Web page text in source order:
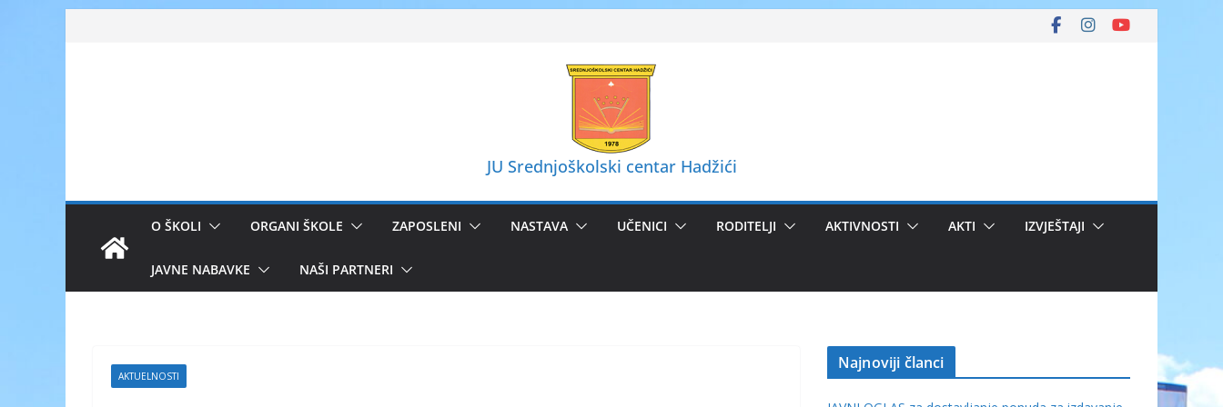
JU Srednjoškolski centar Hadžići
O ŠKOLI ORGANI ŠKOLE ZAPOSLENI NASTAVA UČENICI RODITELJI AKTIVNOSTI AKTI IZVJEŠTAJI
JAVNE NABAVKE NAŠI PARTNERI
AKTUELNOSTI
Najnoviji članci